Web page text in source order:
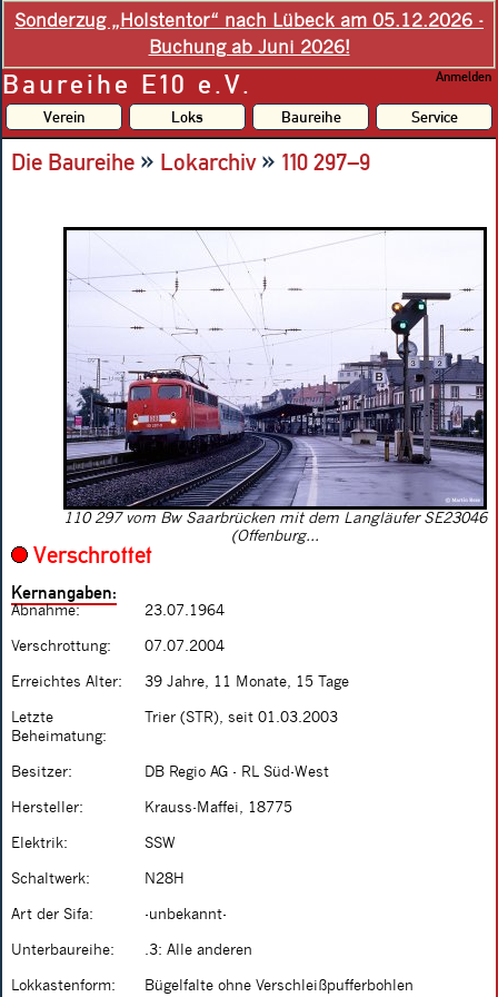
Sonderzug „Holstentor“ nach Lübeck am 05.12.2026 -
Buchung ab Juni 2026!
Baureihe E10 e.V. Anmelden
Verein Loks Baureihe Service
Die Baureihe » Lokarchiv» 110 297–9
110 297 vom Bw Saarbrücken mit dem Langläufer SE23046
(Offenburg...
Verschrottet
Kernangaben:
Abnahme: 23.07.1964
Verschrottung: 07.07.2004
Erreichtes Alter: 39 Jahre, 11 Monate, 15 Tage
Letzte
Beheimatung:
Trier (STR), seit 01.03.2003
Besitzer: DB Regio AG - RL Süd-West
Hersteller: Krauss-Maffei, 18775
Elektrik: SSW
Schaltwerk: N28H
Art der Sifa: -unbekannt-
Unterbaureihe: .3: Alle anderen
Lokkastenform: Bügelfalte ohne Verschleißpufferbohlen